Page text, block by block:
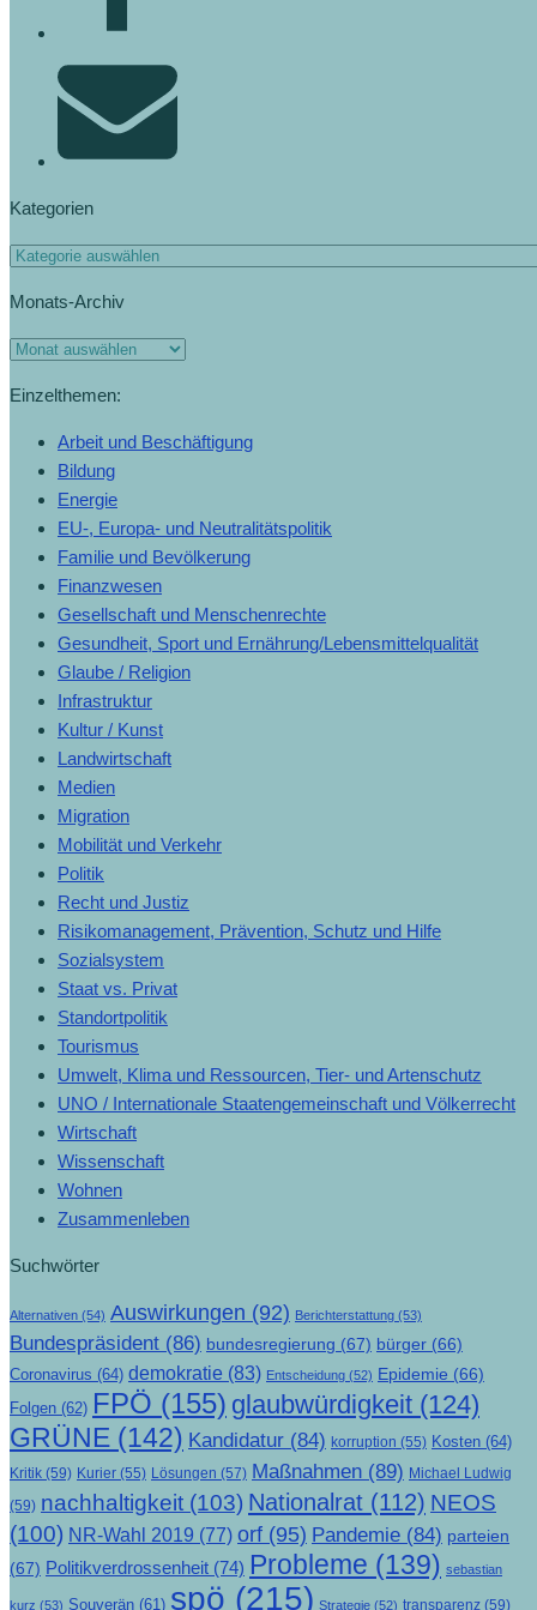
Kategorien
Monats-Archiv
Einzelthemen:
Arbeit und Beschäftigung
Bildung
Energie
EU-, Europa- und Neutralitätspolitik
Familie und Bevölkerung
Finanzwesen
Gesellschaft und Menschenrechte
Gesundheit, Sport und Ernährung/Lebensmittelqualität
Glaube / Religion
Infrastruktur
Kultur / Kunst
Landwirtschaft
Medien
Migration
Mobilität und Verkehr
Politik
Recht und Justiz
Risikomanagement, Prävention, Schutz und Hilfe
Sozialsystem
Staat vs. Privat
Standortpolitik
Tourismus
Umwelt, Klima und Ressourcen, Tier- und Artenschutz
UNO / Internationale Staatengemeinschaft und Völkerrecht
Wirtschaft
Wissenschaft
Wohnen
Zusammenleben
Suchwörter
Alternativen (54) Auswirkungen (92) Berichterstattung (53)
Bundespräsident (86) bundesregierung (67) bürger (66)
Coronavirus (64) demokratie (83) Entscheidung (52) Epidemie (66)
Folgen (62) FPÖ (155) glaubwürdigkeit (124)
GRÜNE (142) Kandidatur (84) korruption (55) Kosten (64)
Kritik (59) Kurier (55) Lösungen (57) Maßnahmen (89) Michael Ludwig
(59) nachhaltigkeit (103) Nationalrat (112) NEOS
(100) NR-Wahl 2019 (77) orf (95) Pandemie (84) parteien
(67) Politikverdrossenheit (74) Probleme (139) sebastian
kurz (53) Souverän (61) spö (215) Strategie (52) transparenz (59)